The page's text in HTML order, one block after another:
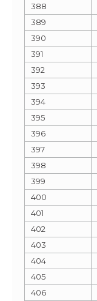
388
389
390
391
392
393
394
395
396
397
398
399
400
401
402
403
404
405
406